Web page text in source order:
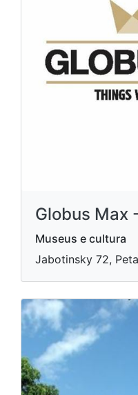
Globus Max
Museus e cultura
Jabotinsky 72,